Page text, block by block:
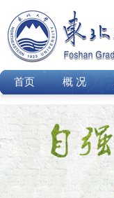
首页 概 况